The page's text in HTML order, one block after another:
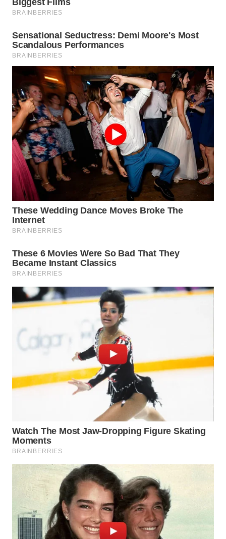
Media
Group
WAHANA
NEWS
WAHANA
TANI
WAHANA
ADVOKAT
WAHANA
INFRASTRUKTUR
WAHANA
KONSUMEN
WAHANA
LISTRIK
WAHANA
TRAVEL
WAHANA
TV
WAHANANEWS
ID
WAHANANEWS
CO ID
WAHANA
WAHANA
UMKM
WAHANA
SELEB